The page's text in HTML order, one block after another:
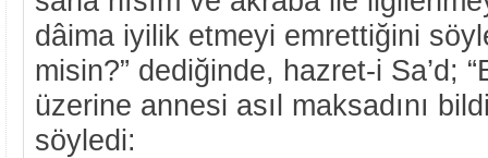
dâima iyilik etmeyi emrettiğini
misin?” dediğinde, hazret-i Sa’d;
üzerine annesi asıl maksadını
söyledi: